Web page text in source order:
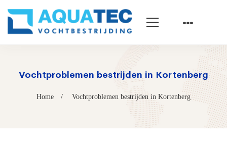
Vochtproblemen bestrijden in Kortenberg
Home Vochtproblemen bestrijden in Kortenberg